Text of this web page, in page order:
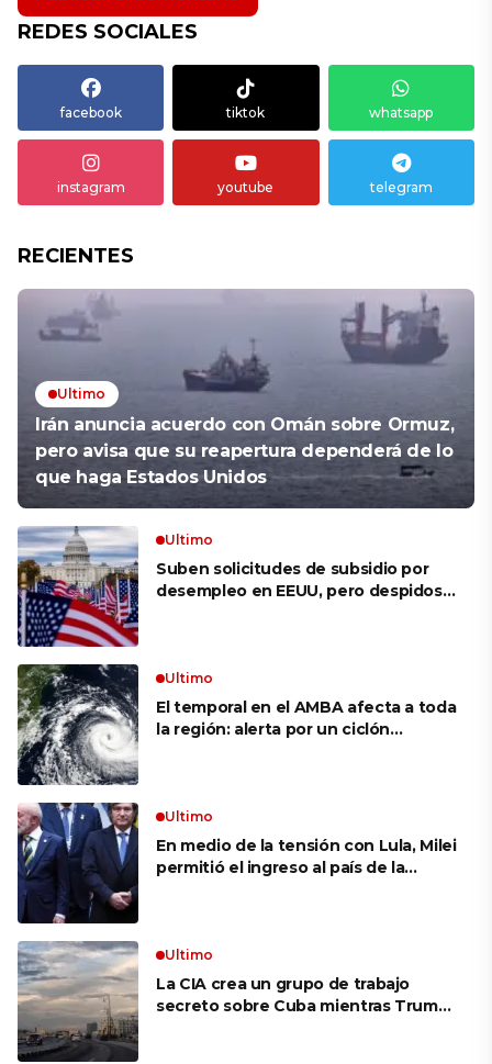
REDES SOCIALES
facebook tiktok whatsapp
instagram youtube telegram
RECIENTES
Ultimo
Irán anuncia acuerdo con Omán sobre Ormuz,
pero avisa que su reapertura dependerá de lo
que haga Estados Unidos
Ultimo
Suben solicitudes de subsidio por
desempleo en EEUU, pero despidos
Ultimo
El temporal en el AMBA afecta a toda
la región: alerta por un ciclón
Ultimo
En medio de la tensión con Lula, Milei
permitió el ingreso al país de la
Ultimo
La CIA crea un grupo de trabajo
secreto sobre Cuba mientras Trump